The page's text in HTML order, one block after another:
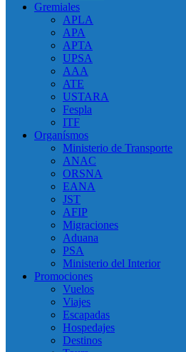
Gremiales
APLA
APA
APTA
UPSA
AAA
ATE
USTARA
Fespla
ITF
Organísmos
Ministerio de Transporte
ANAC
ORSNA
EANA
JST
AFIP
Migraciones
Aduana
PSA
Ministerio del Interior
Promociones
Vuelos
Viajes
Escapadas
Hospedajes
Destinos